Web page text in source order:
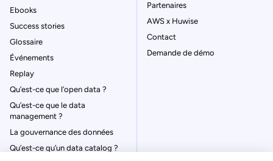
Ebooks
Success stories
Glossaire
Événements
Replay
Qu’est-ce que l’open data ?
Qu’est-ce que le data
management ?
La gouvernance des données
Qu’est-ce qu’un data catalog ?
Partenaires
AWS x Huwise
Contact
Demande de démo